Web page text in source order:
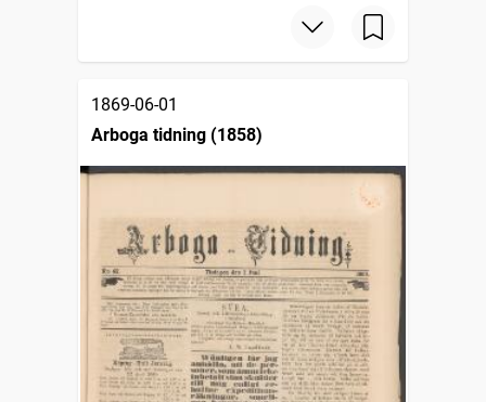
1869-06-01
Arboga tidning (1858)